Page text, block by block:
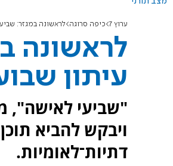
ערוץ 7 כיפה סרוגה לראשונה במגזר:
לראשונה
עיתון
"שביעי לאישה",
ויבקש להביא
דתיות־לאומיות.